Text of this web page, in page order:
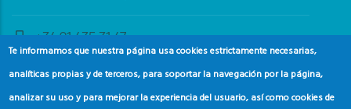
+34 91 435 31 47
banderaazul@adeac.es
Te informamos que nuestra página usa cookies estrictamente necesarias,
analíticas propias y de terceros, para soportar la navegación por la página,
analizar su uso y para mejorar la experiencia del usuario, así como cookies de